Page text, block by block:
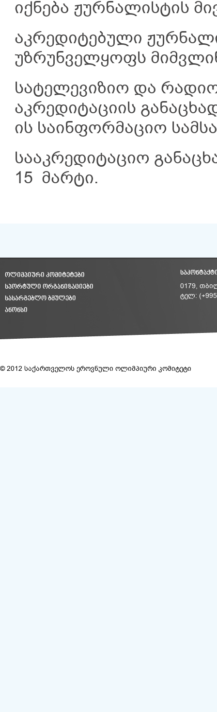
იქნება ჟურნალისტის
აკრედიტებული
უზრუნველყოფს
სატელევიზიო და
აკრედიტაციის
ის საინფორმაციო
სააკრედიტაციო
15 მარტი.
ᲝᲚᲘᲛᲞᲘᲣᲠᲘ ᲙᲝᲛᲘᲢᲔᲢᲔᲑᲘ
ᲡᲞᲝᲠᲢᲣᲚᲘ ᲝᲠᲒᲐᲜᲘᲖᲐᲪᲘᲔᲑᲘ
ᲡᲐᲡᲐᲠᲒᲔᲑᲚᲝ ᲑᲛᲣᲚᲔᲑᲘ
ᲐᲜᲝᲜᲡᲘ
0179,
ტელ: (+995
© 2012 საქართველოს ეროვნული ოლიმპიური კომიტეტი